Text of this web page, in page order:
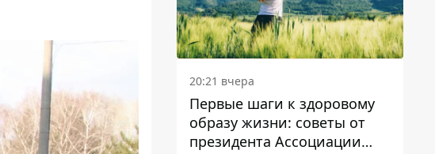
20:21 вчера
Первые шаги к здоровому
образу жизни: советы от
президента Ассоциации